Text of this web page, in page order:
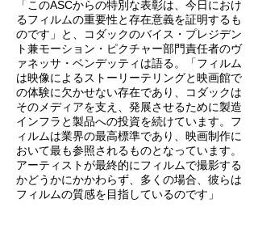
「このASCからの特別な表彰は、今日におけ
るフィルムの重要性と存在意義を証明するも
のです」と、コダックのバイス・プレジデン
ト兼モーション・ピクチャー部門責任者のヴ
ァネッサ・ベンデッティは語る。「フィルム
は映像によるストーリーテリングと映画館で
の体験に欠かせない存在であり、コダックは
そのメディアを支え、発展させるために製造
インフラと製品への投資を続けています。フ
ィルムは業界の最高標準であり、映画制作に
おいて最も参照されるものとなっています。
アーティストが最終的にフィルムで撮影する
かどうかにかかわらず、多くの場合、彼らは
フィルムの質感を目指しているのです」